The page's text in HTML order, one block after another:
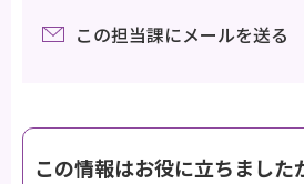
この担当課にメールを送る
この情報はお役に立ちました